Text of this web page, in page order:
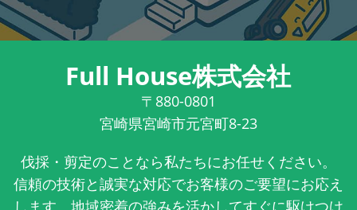
Full House株式会社
〒880-0801
宮崎県宮崎市元宮町8-23
伐採・剪定のことなら私たちにお任せください。
信頼の技術と誠実な対応でお客様のご要望にお応え